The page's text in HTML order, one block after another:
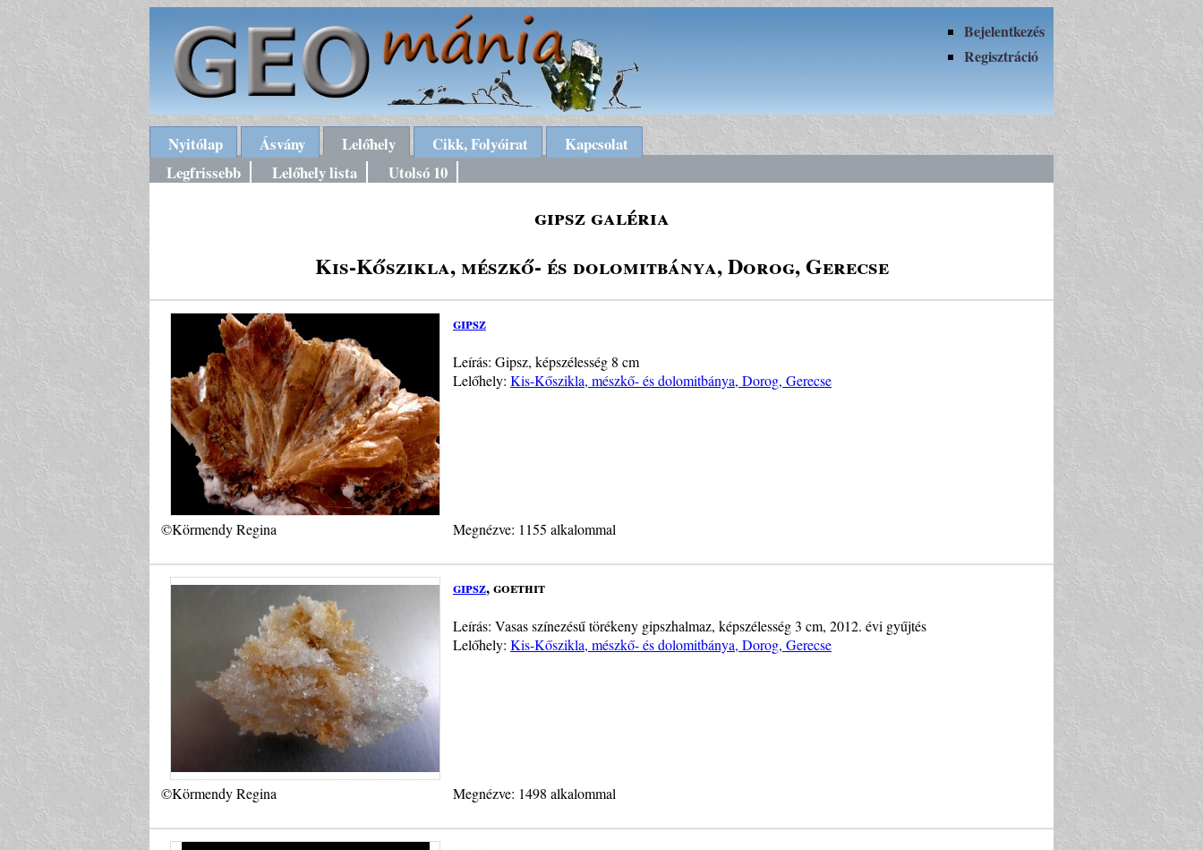
Bejelentkezés
Regisztráció
Nyitólap Ásvány Lelőhely Cikk, Folyóirat
Kapcsolat
Legfrissebb
Lelőhely lista Utolsó 10
gipsz galéria
Kis-Kőszikla, mészkő- és dolomitbánya, Dorog, Gerecse
gipsz
Leírás: Gipsz, képszélesség 8 cm
Lelőhely: Kis-Kőszikla, mészkő- és dolomitbánya, Dorog, Gerecse
©Körmendy Regina Megnézve: 1155 alkalommal
gipsz, goethit
Leírás: Vasas színezésű törékeny gipszhalmaz, képszélesség 3 cm, 2012. évi gyűjtés
Lelőhely: Kis-Kőszikla, mészkő- és dolomitbánya, Dorog, Gerecse
©Körmendy Regina Megnézve: 1498 alkalommal